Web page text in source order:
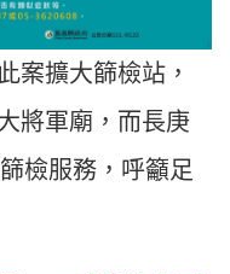
案擴大篩檢站，
將軍廟，而長庚
檢服務，呼籲足